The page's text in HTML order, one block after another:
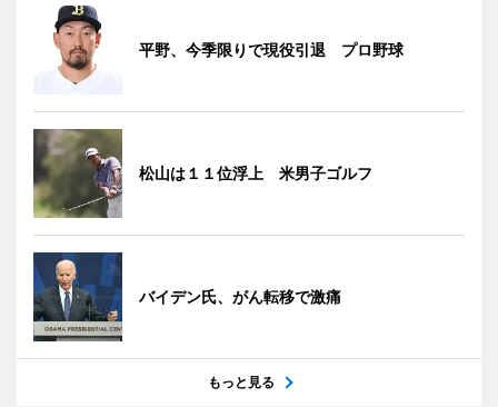
平野、今季限りで現役引退 プロ野球
松山は１１位浮上 米男子ゴルフ
バイデン氏、がん転移で激痛
もっと見る